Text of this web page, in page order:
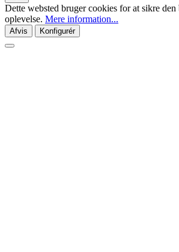
Dette websted bruger cookies for at sikre den
oplevelse. Mere information...
Afvis Konfigurér